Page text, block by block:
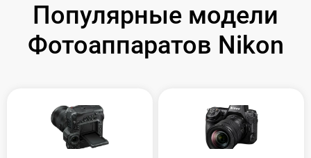
Популярные модели
Фотоаппаратов Nikon